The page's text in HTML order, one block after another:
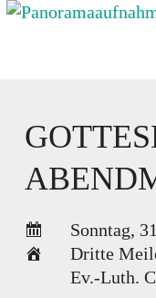
Skip
Sonntag,
Dritte
Ev.-Luth.